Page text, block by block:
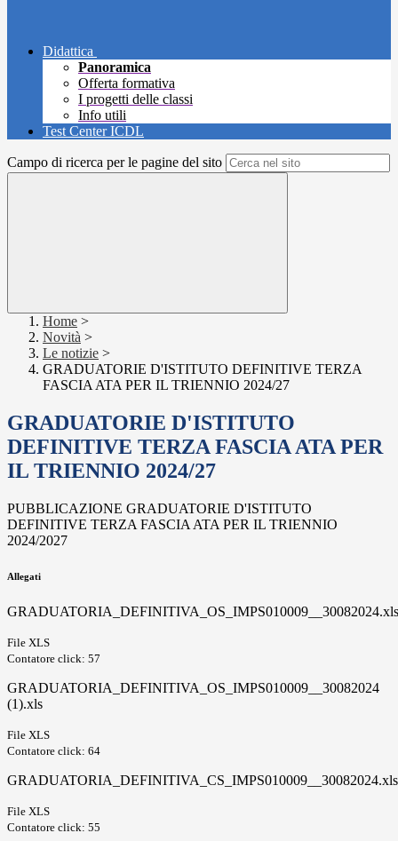
Didattica
Panoramica
Offerta formativa
I progetti delle classi
Info utili
Test Center ICDL
Campo di ricerca per le pagine del sito
Home >
Novità >
Le notizie >
GRADUATORIE D'ISTITUTO DEFINITIVE TERZA
FASCIA ATA PER IL TRIENNIO 2024/27
GRADUATORIE D'ISTITUTO
DEFINITIVE TERZA FASCIA ATA PER
IL TRIENNIO 2024/27
PUBBLICAZIONE GRADUATORIE D'ISTITUTO
DEFINITIVE TERZA FASCIA ATA PER IL TRIENNIO
2024/2027
Allegati
GRADUATORIA_DEFINITIVA_OS_IMPS010009__30082024.xls
File XLS
Contatore click: 57
GRADUATORIA_DEFINITIVA_OS_IMPS010009__30082024
(1).xls
File XLS
Contatore click: 64
GRADUATORIA_DEFINITIVA_CS_IMPS010009__30082024.xls
File XLS
Contatore click: 55